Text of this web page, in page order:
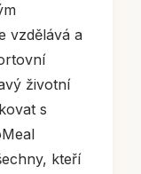
vzdělává a
životní
s
kteří